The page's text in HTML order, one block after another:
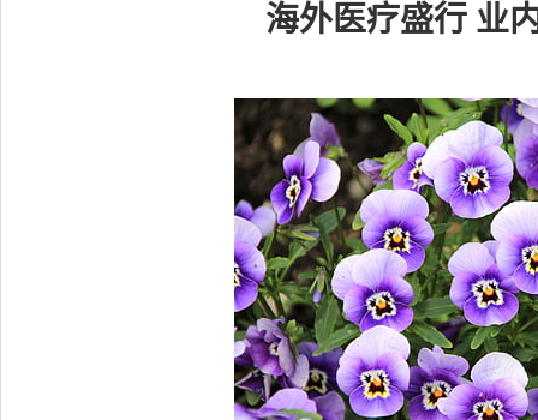
海外医疗盛行 业